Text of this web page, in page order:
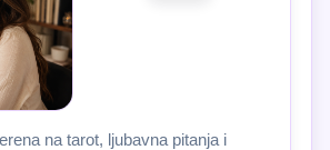
na tarot, ljubavna pitanja i